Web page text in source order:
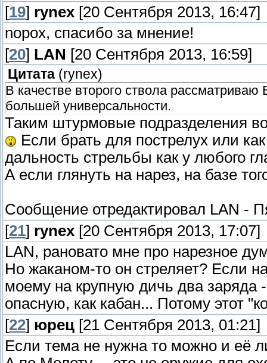
[19] rynex [20 Сентября 2013, 16:47]
nopox, спасибо за мнение!
[20] LAN [20 Сентября 2013, 16:59]
Цитата (rynex)
В качестве второго ствола
большей универсальности.
Таким штурмовые подразделения
Если брать для пострелух или
дальность стрельбы как у любого
А если глянуть на нарез, на базе
Сообщение отредактировал LAN -
[21] rynex [20 Сентября 2013, 17:07]
LAN, рановато мне про нарезное
Но жаканом-то он стреляет? Если
моему на крупную дичь два заряда
опасную, как кабан... Потому этот
[22] юрец [21 Сентября 2013, 01:21]
Если тема не нужна то можно и её